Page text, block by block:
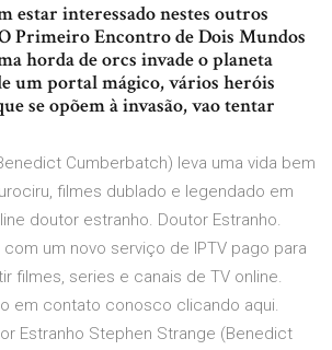
estar interessado nestes outros
Primeiro Encontro de Dois Mundos
horda de orcs invade o planeta
um portal mágico, vários heróis
se opõem à invasão, vao tentar
Cumberbatch) leva uma vida bem
filmes dublado e legendado em
doutor estranho. Doutor Estranho.
com um novo serviço de IPTV pago para
filmes, series e canais de TV online.
em contato conosco clicando aqui.
Estranho Stephen Strange (Benedict